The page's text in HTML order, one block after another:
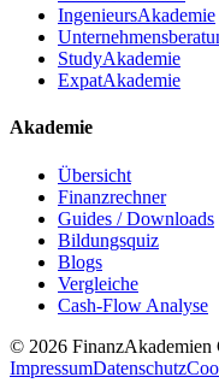
IngenieursAkademie
StudyAkademie
ExpatAkademie
Akademie
Übersicht
Finanzrechner
Guides / Downloads
Bildungsquiz
Blogs
Vergleiche
Cash-Flow Analyse
© 2026 FinanzAkademien
ImpressumDatenschutz